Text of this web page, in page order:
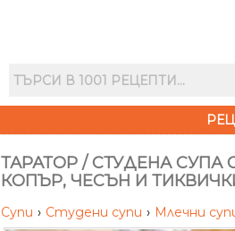
ТАРАТОР / СТУДЕНА СУПА
КОПЪР, ЧЕСЪН И
Супи › Студени супи › Млечни